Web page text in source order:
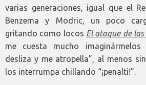
varias generaciones, igual que el
Benzema y Modric, un poco
gritando como locos El ataque de
me cuesta mucho imaginármelos
desliza y me atropella”, al menos
los interrumpa chillando “¡penalti!”.